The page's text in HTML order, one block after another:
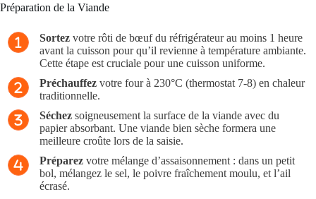
Préparation de la Viande
Sortezvotre rôti de bœuf du réfrigérateur au moins 1 heure
avant la cuisson pour qu’il revienne à température ambiante.
Cette étape est cruciale pour une cuisson uniforme.
Préchauffezvotre four à 230°C (thermostat 7-8) en chaleur
traditionnelle.
Séchezsoigneusement la surface de la viande avec du
papier absorbant. Une viande bien sèche formera une
meilleure croûte lors de la saisie.
Préparezvotre mélange d’assaisonnement : dans un petit
bol, mélangez le sel, le poivre fraîchement moulu, et l’ail
écrasé.